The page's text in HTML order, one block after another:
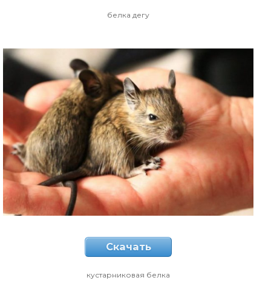
белка дегу
Скачать
кустарниковая белка